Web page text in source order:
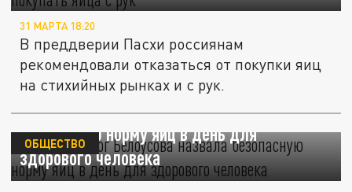
31 МАРТА 18:20
В преддверии Пасхи россиянам
рекомендовали отказаться от покупки яиц
на стихийных рынках и с рук.
Эндокринолог Белоусова назвала
безопасную норму яиц в день для
здорового человека
ОБЩЕСТВО